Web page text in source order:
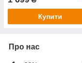
Купити
Про нас